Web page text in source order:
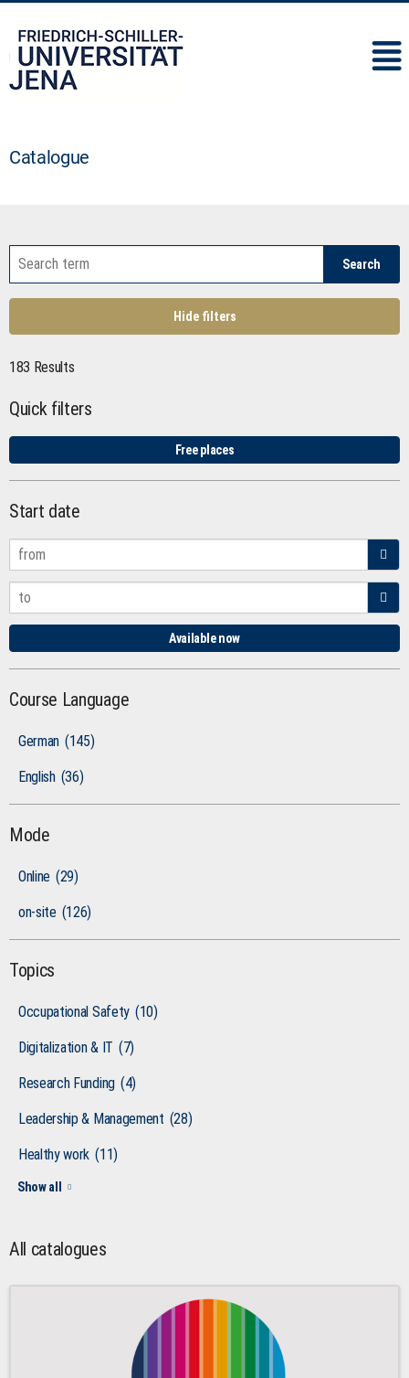
Catalogue
Search
Hide filters
183 Results
Quick filters
Free places
Start date
Available now
Course Language
German (145)
English (36)
Mode
Online (29)
on-site (126)
Topics
Occupational Safety (10)
Digitalization & IT (7)
Research Funding (4)
Leadership & Management (28)
Healthy work (11)
Show all
All catalogues